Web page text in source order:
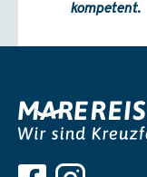
kompetent.